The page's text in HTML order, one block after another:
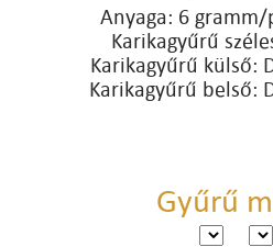
Anyaga: 6
Karikagyűrű
Karikagyűrű külső:
Karikagyűrű belső:
Gyűrű